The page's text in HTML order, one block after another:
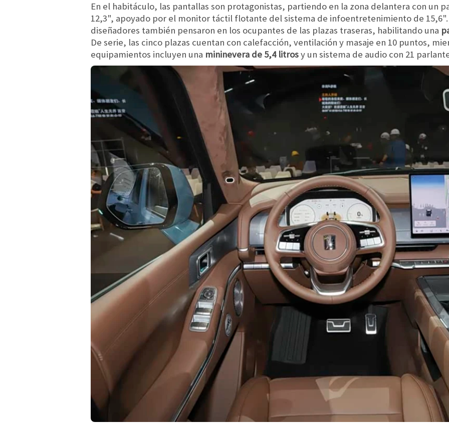
En el habitáculo, las pantallas son protagonistas, partiendo en la zona delantera con un
12,3", apoyado por el monitor táctil flotante del sistema de infoentretenimiento de 15,6".
diseñadores también pensaron en los ocupantes de las plazas traseras, habilitando una
De serie, las cinco plazas cuentan con calefacción, ventilación y masaje en 10 puntos,
equipamientos incluyen una mininevera de 5,4 litrosy un sistema de audio con 21